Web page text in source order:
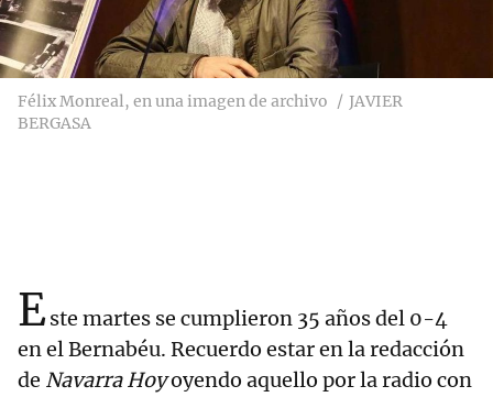
Félix Monreal, en una imagen de archivo
JAVIER
BERGASA
Este martes se cumplieron 35 años del 0-4
en el Bernabéu. Recuerdo estar en la redacción
de Navarra Hoyoyendo aquello por la radio con